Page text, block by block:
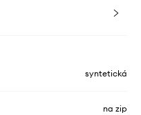
syntetická
na zip